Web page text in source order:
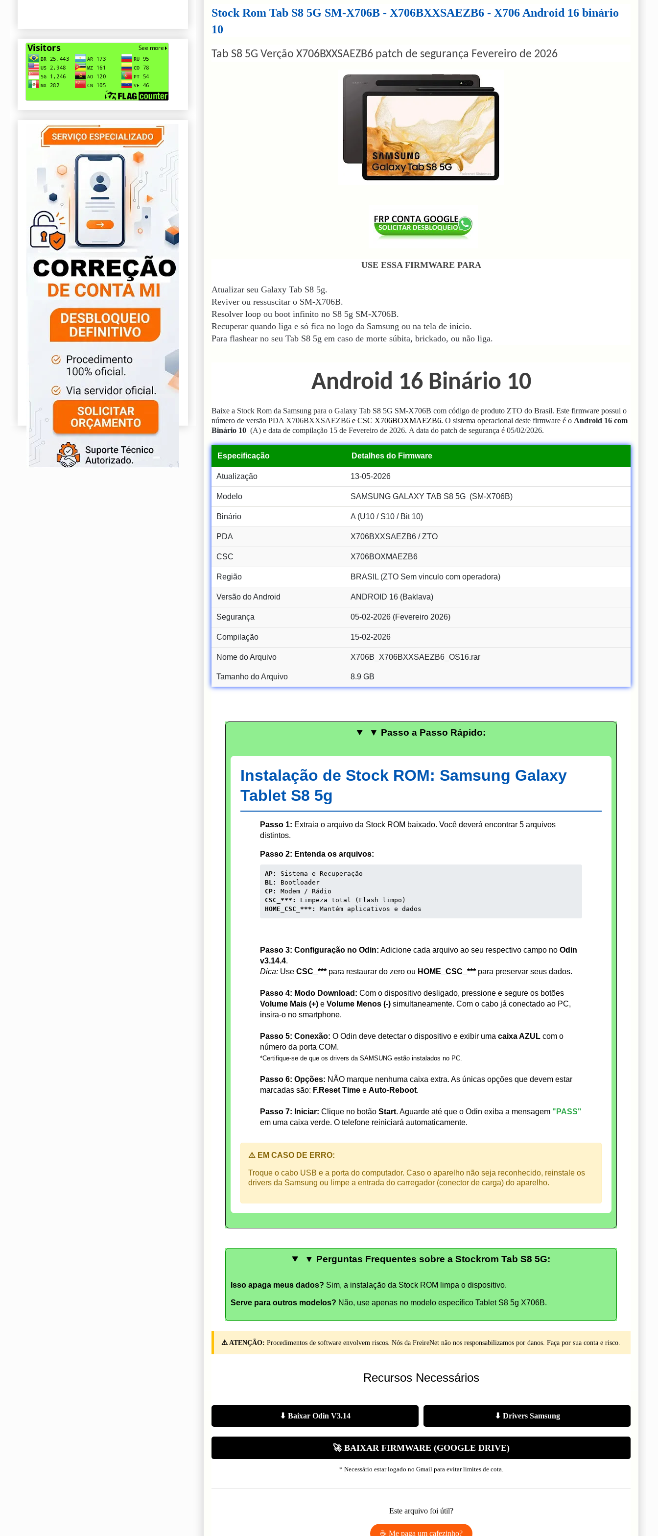
Stock Rom Tab S8 5G SM-X706B - X706BXXSAEZB6 - X706 Android 16 binário
10
Tab S8 5G Verção X706BXXSAEZB6 patch de segurança Fevereiro de 2026
USE ESSA FIRMWARE PARA
Atualizar seu Galaxy Tab S8 5g.
Reviver ou ressuscitar o SM-X706B.
Resolver loop ou boot infinito no S8 5g SM-X706B.
Recuperar quando liga e só fica no logo da Samsung ou na tela de inicio.
Para flashear no seu Tab S8 5g em caso de morte súbita, brickado, ou não liga.
Android 16 Binário 10
Baixe a Stock Rom da Samsung para o Galaxy Tab S8 5G SM-X706B com código de produto ZTO do Brasil. Este firmware possui o
número de versão PDA X706BXXSAEZB6 e CSC X706BOXMAEZB6. O sistema operacional deste firmware é o Android 16 com
Binário 10 (A) e data de compilação 15 de Fevereiro de 2026. A data do patch de segurança é 05/02/2026.
Especificação Detalhes do Firmware
Atualização 13-05-2026
Modelo SAMSUNG GALAXY TAB S8 5G (SM-X706B)
Binário A (U10 / S10 / Bit 10)
PDA X706BXXSAEZB6 / ZTO
CSC X706BOXMAEZB6
Região BRASIL (ZTO Sem vinculo com operadora)
Versão do Android ANDROID 16 (Baklava)
Segurança 05-02-2026 (Fevereiro 2026)
Compilação 15-02-2026
Nome do Arquivo X706B_X706BXXSAEZB6_OS16.rar
Tamanho do Arquivo 8.9 GB
▼ Passo a Passo Rápido:
Instalação de Stock ROM: Samsung Galaxy
Tablet S8 5g
Passo 1: Extraia o arquivo da Stock ROM baixado. Você deverá encontrar 5 arquivos
distintos.
Passo 2: Entenda os arquivos:
AP:
Sistema e Recuperação
BL:
Bootloader
CP:
Modem / Rádio
CSC_***:
Limpeza total (Flash limpo)
HOME_CSC_***:
Mantém aplicativos e dados
Passo 3: Configuração no Odin: Adicione cada arquivo ao seu respectivo campo no Odin
v3.14.4.
Dica: Use CSC_*** para restaurar do zero ou HOME_CSC_*** para preservar seus dados.
Passo 4: Modo Download: Com o dispositivo desligado, pressione e segure os botões
Volume Mais (+) e Volume Menos (-) simultaneamente. Com o cabo já conectado ao PC,
insira-o no smartphone.
Passo 5: Conexão: O Odin deve detectar o dispositivo e exibir uma caixa AZUL com o
número da porta COM.
*Certifique-se de que os drivers da SAMSUNG estão instalados no PC.
Passo 6: Opções: NÃO marque nenhuma caixa extra. As únicas opções que devem estar
marcadas são: F.Reset Time e Auto-Reboot.
Passo 7: Iniciar: Clique no botão Start. Aguarde até que o Odin exiba a mensagem "PASS"
em uma caixa verde. O telefone reiniciará automaticamente.
⚠️ EM CASO DE ERRO:
Troque o cabo USB e a porta do computador. Caso o aparelho não seja reconhecido, reinstale os
drivers da Samsung ou limpe a entrada do carregador (conector de carga) do aparelho.
▼ Perguntas Frequentes sobre a Stockrom Tab S8 5G:
Isso apaga meus dados? Sim, a instalação da Stock ROM limpa o dispositivo.
Serve para outros modelos? Não, use apenas no modelo específico Tablet S8 5g X706B.
⚠️ ATENÇÃO: Procedimentos de software envolvem riscos. Nós da FreireNet não nos responsabilizamos por danos. Faça por sua conta e risco.
Recursos Necessários
⬇ Baixar Odin V3.14 ⬇ Drivers Samsung
🚀 BAIXAR FIRMWARE (GOOGLE DRIVE)
* Necessário estar logado no Gmail para evitar limites de cota.
Este arquivo foi útil?
☕ Me paga um cafezinho?